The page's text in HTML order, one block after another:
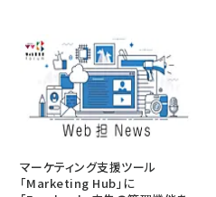
マーケティング支援ツール
「Marketing Hub」に